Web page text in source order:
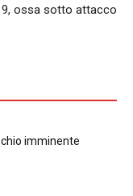
ossa sotto attacco
imminente